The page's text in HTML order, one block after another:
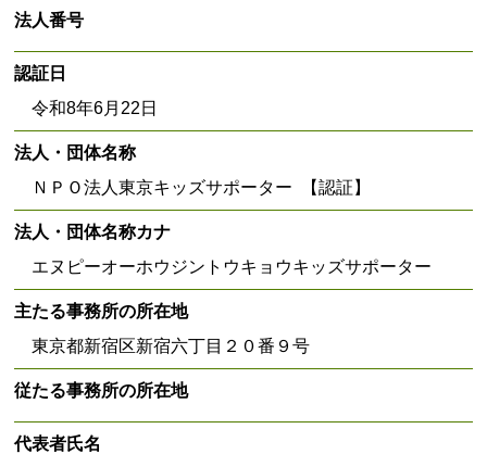
法人番号
認証日
令和8年6月22日
法人・団体名称
ＮＰＯ法人東京キッズサポーター 【認証】
法人・団体名称カナ
エヌピーオーホウジントウキョウキッズサポーター
主たる事務所の所在地
東京都新宿区新宿六丁目２０番９号
従たる事務所の所在地
代表者氏名